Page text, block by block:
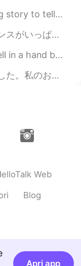
2021.01.25 15:34
うどんです♪
ちら。彩り
♪
い感じ
、輪切り
と思った
I was taking photos of t...
が痛いから勉強しない。 昨日からあまり食べなかった。...
working on a project or a p...
there were three turtles in my yard. M...
Web
Blog
Apri app